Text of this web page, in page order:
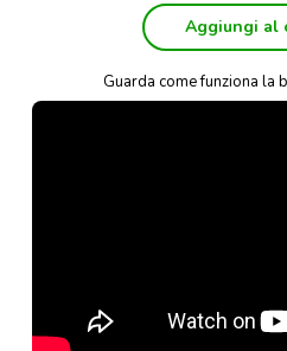
Aggiungi al
Guarda come funziona la